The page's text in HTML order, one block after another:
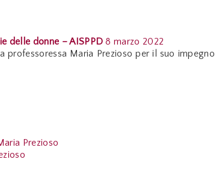
delle donne – AISPPD 8 marzo 2022
professoressa Maria Prezioso per il suo impegno
Prezioso